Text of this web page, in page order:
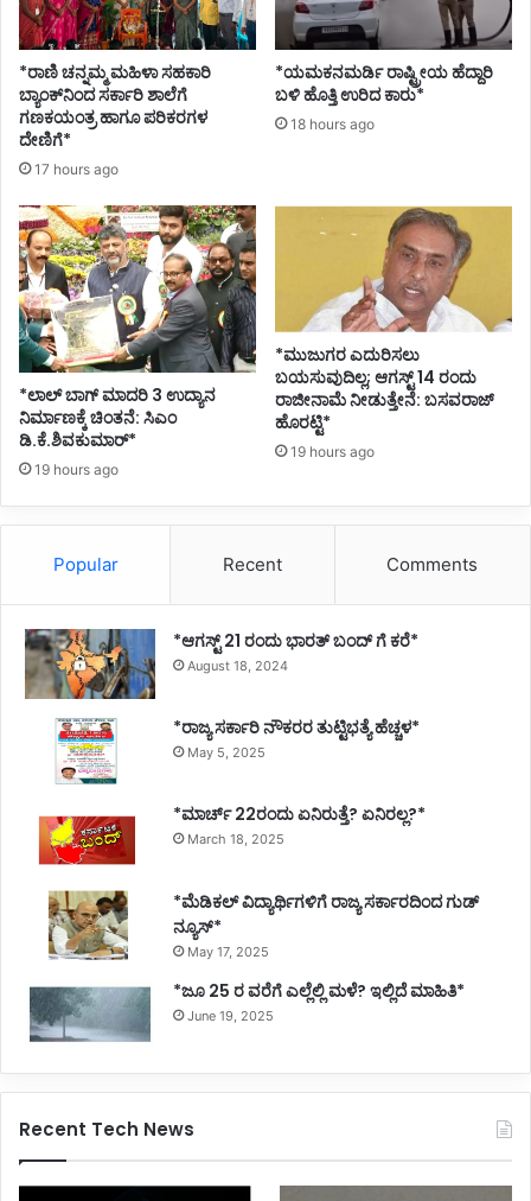
*ರಾಣಿ ಚನ್ನಮ್ಮ ಮಹಿಳಾ ಸಹಕಾರಿ
ಬ್ಯಾಂಕ್‌ನಿಂದ ಸರ್ಕಾರಿ ಶಾಲೆಗೆ
ಗಣಕಯಂತ್ರ ಹಾಗೂ ಪರಿಕರಗಳ
ದೇಣಿಗೆ*
17 hours ago
*ಯಮಕನಮರ್ಡಿ ರಾಷ್ಟ್ರೀಯ ಹೆದ್ದಾರಿ
ಬಳಿ ಹೊತ್ತಿ ಉರಿದ ಕಾರು*
18 hours ago
*ಲಾಲ್ ಬಾಗ್ ಮಾದರಿ 3 ಉದ್ಯಾನ
ನಿರ್ಮಾಣಕ್ಕೆ ಚಿಂತನೆ: ಸಿಎಂ
ಡಿ.ಕೆ.ಶಿವಕುಮಾರ್*
19 hours ago
*ಮುಜುಗರ ಎದುರಿಸಲು
ಬಯಸುವುದಿಲ್ಲ; ಆಗಸ್ಟ್ 14 ರಂದು
ರಾಜೀನಾಮೆ ನೀಡುತ್ತೇನೆ: ಬಸವರಾಜ್
ಹೊರಟ್ಟಿ*
19 hours ago
Popular Recent Comments
*ಆಗಸ್ಟ್ 21 ರಂದು ಭಾರತ್‌ ಬಂದ್‌ ಗೆ ಕರೆ*
August 18, 2024
*ರಾಜ್ಯ ಸರ್ಕಾರಿ ನೌಕರರ ತುಟ್ಟಿಭತ್ಯೆ ಹೆಚ್ಚಳ*
May 5, 2025
*ಮಾರ್ಚ್ 22ರಂದು ಏನಿರುತ್ತೆ? ಏನಿರಲ್ಲ?*
March 18, 2025
*ಮೆಡಿಕಲ್ ವಿದ್ಯಾರ್ಥಿಗಳಿಗೆ ರಾಜ್ಯ ಸರ್ಕಾರದಿಂದ ಗುಡ್
ನ್ಯೂಸ್*
May 17, 2025
*ಜೂ 25 ರ ವರೆಗೆ ಎಲ್ಲೆಲ್ಲಿ ಮಳೆ? ಇಲ್ಲಿದೆ ಮಾಹಿತಿ*
June 19, 2025
Recent Tech News